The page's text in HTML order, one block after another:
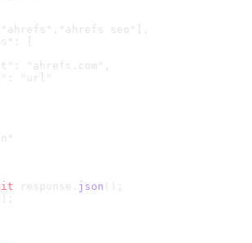
seo"],
[
"ahrefs.com",
"url"
response. json ();